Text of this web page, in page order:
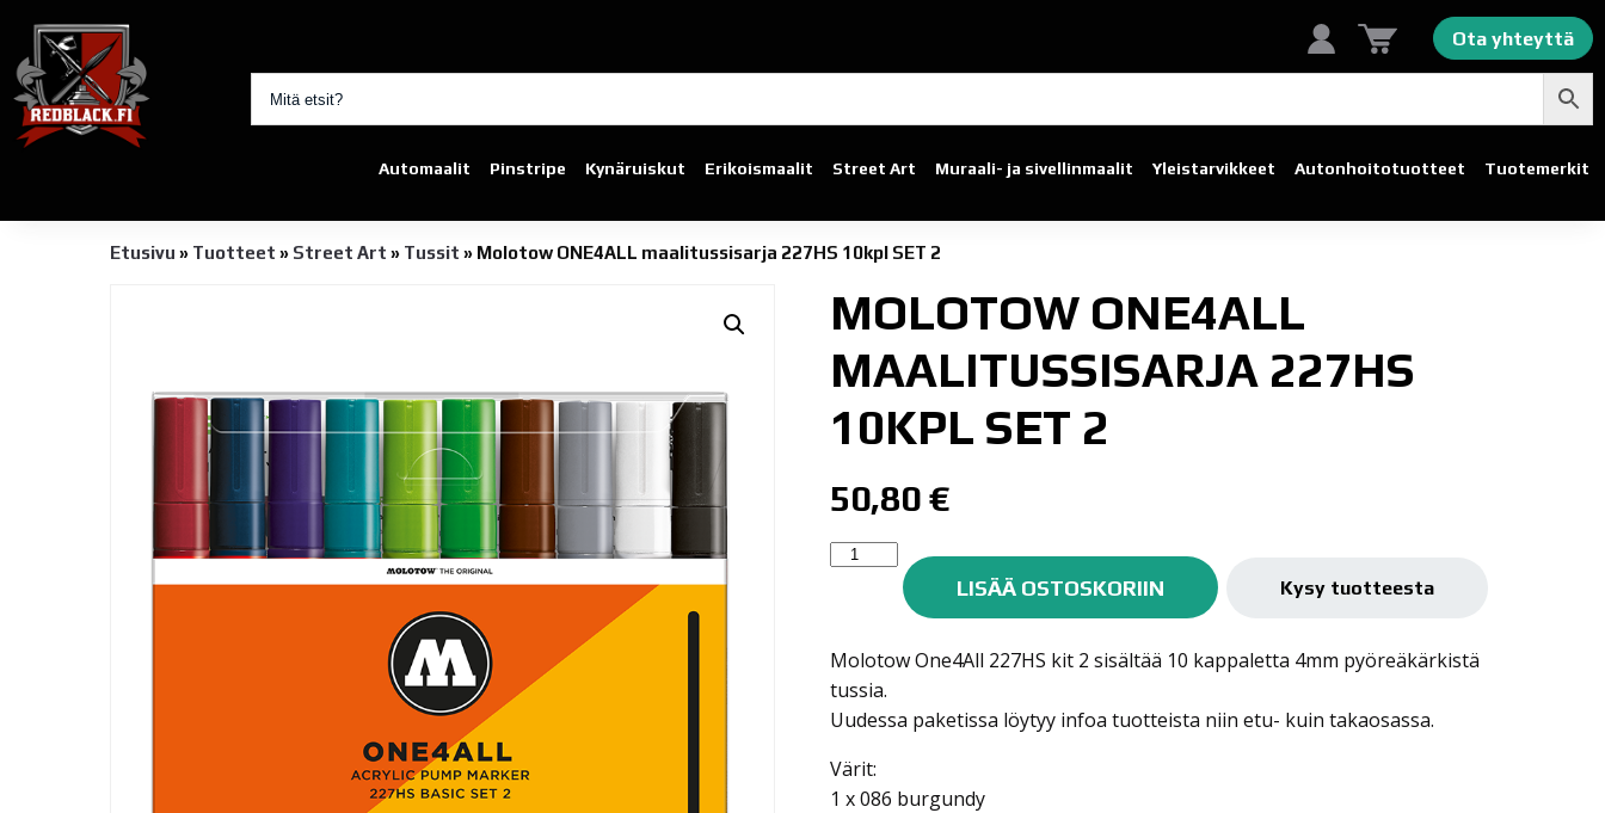
Ota yhteyttä
Automaalit Pinstripe Kynäruiskut Erikoismaalit Street Art Muraali- ja sivellinmaalit Yleistarvikkeet Autonhoito­tuotteet Tuotemerkit
Etusivu » Tuotteet » Street Art » Tussit » Molotow ONE4ALL maalitussisarja 227HS 10kpl SET 2
MOLOTOW ONE4ALL
MAALITUSSISARJA 227HS
10KPL SET 2
50,80€
Molotow
ONE4ALL
maalitussisarja
10kpl
SET
2
LISÄÄ OSTOSKORIIN Kysy tuotteesta
Molotow One4All 227HS kit 2 sisältää 10 kappaletta 4mm pyöreäkärkistä
tussia.
Uudessa paketissa löytyy infoa tuotteista niin etu- kuin takaosassa.
Värit:
1 x 086 burgundy